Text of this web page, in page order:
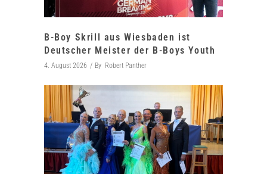
B-Boy Skrill aus Wiesbaden ist
Deutscher Meister der B-Boys Youth
4. August 2026 By Robert Panther